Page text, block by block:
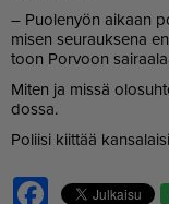
– Puo­le­nyön ai­kaan
mi­sen seu­rauk­se­na
toon Por­voon
Mi­ten ja mis­sä
dos­sa.
Po­lii­si kiit­tää
Facebook